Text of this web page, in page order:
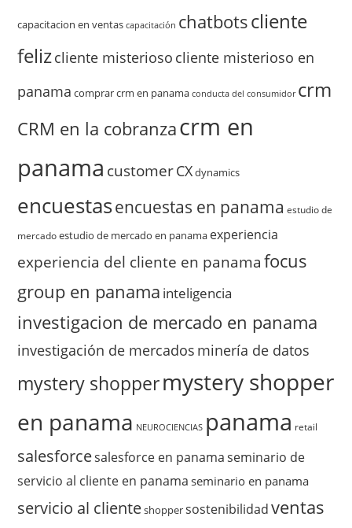
capacitacion en ventas capacitación chatbotscliente
felizcliente misterioso cliente misterioso en
panama comprar crm en panama conducta del consumidor crm
CRM en la cobranzacrm en
panama customerCXdynamics
encuestasencuestas en panama estudio de
mercado estudio de mercado en panama experiencia
experiencia del cliente en panama focus
group en panama inteligencia
investigacion de mercado en panama
investigación de mercados minería de datos
mystery shoppermystery shopper
en panama NEUROCIENCIAS panama retail
salesforcesalesforce en panama seminario de
servicio al cliente en panama seminario en panama
servicio al clienteshoppersostenibilidad ventas